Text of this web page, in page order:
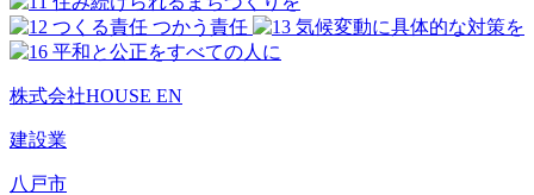
株式会社HOUSE EN
建設業
八戸市